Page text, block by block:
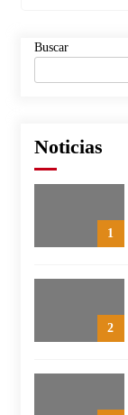
Buscar
Noticias
1
2